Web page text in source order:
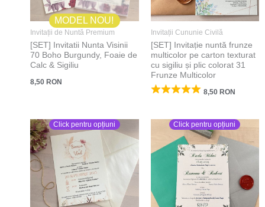
MODEL NOU!
Invitații de Nuntă Premium
[SET] Invitatii Nunta Visinii
70 Boho Burgundy, Foaie de
Calc & Sigiliu
8,50 RON
Invitații Cununie Civilă
[SET] Invitație nuntă frunze
multicolor pe carton texturat
cu sigiliu și plic colorat 31
Frunze Multicolor
8,50 RON
Click pentru opțiuni Click pentru opțiuni